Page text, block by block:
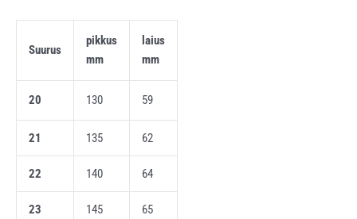
Suurus
pikkus
mm
laius
mm
20 130 59
21 135 62
22 140 64
23 145 65